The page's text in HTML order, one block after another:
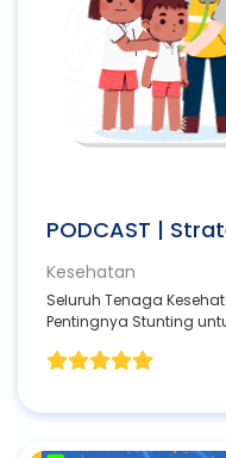
PODCAST |
Kesehatan
Seluruh Tenaga
Pentingnya Stunting